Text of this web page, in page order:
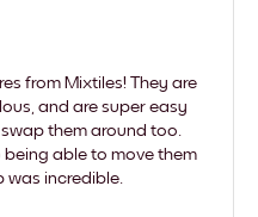
from Mixtiles! They are
and are super easy
them around too.
able to move them
incredible.